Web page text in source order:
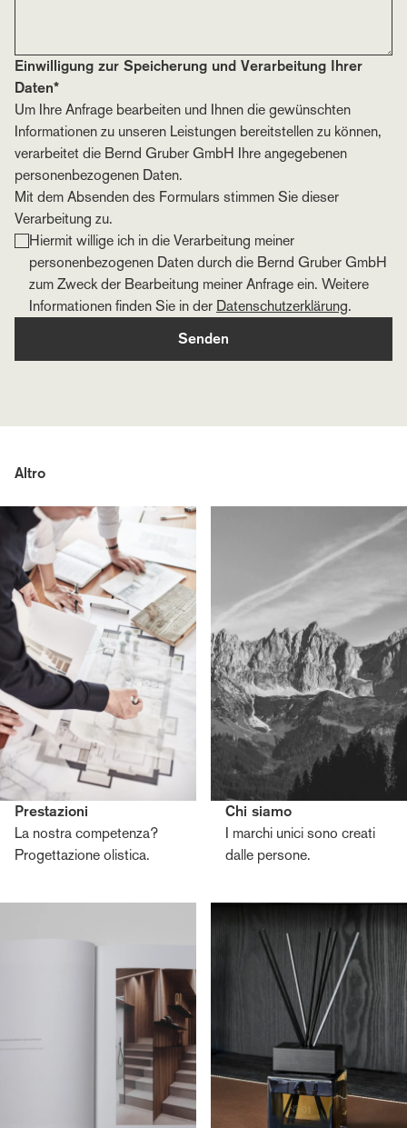
Einwilligung zur Speicherung und Verarbeitung Ihrer
Daten*
Um Ihre Anfrage bearbeiten und Ihnen die gewünschten
Informationen zu unseren Leistungen bereitstellen zu können,
verarbeitet die Bernd Gruber GmbH Ihre angegebenen
personenbezogenen Daten.
Mit dem Absenden des Formulars stimmen Sie dieser
Verarbeitung zu.
Hiermit willige ich in die Verarbeitung meiner
personenbezogenen Daten durch die Bernd Gruber GmbH
zum Zweck der Bearbeitung meiner Anfrage ein. Weitere
Informationen finden Sie in der Datenschutzerklärung.
Senden
Altro
Prestazioni
La nostra competenza?
Progettazione olistica.
Chi siamo
I marchi unici sono creati
dalle persone.